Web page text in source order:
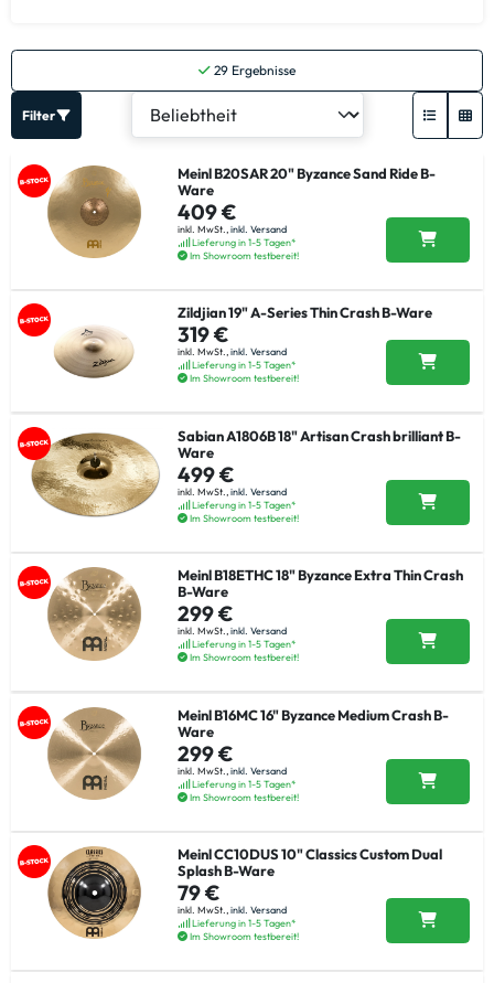
29 Ergebnisse
Filter
Meinl B20SAR 20" Byzance Sand Ride B-
Ware
409 €
inkl. MwSt., inkl. Versand
Lieferung in 1-5 Tagen*
Im Showroom testbereit!
Zildjian 19" A-Series Thin Crash B-Ware
319 €
inkl. MwSt.,inkl. Versand
Lieferung in 1-5 Tagen*
Im Showroom testbereit!
Sabian A1806B 18" Artisan Crash brilliant B-
Ware
499 €
inkl. MwSt., inkl. Versand
Lieferung in 1-5 Tagen*
Im Showroom testbereit!
Meinl B18ETHC 18" Byzance Extra Thin Crash
B-Ware
299 €
inkl. MwSt.,inkl. Versand
Lieferung in 1-5 Tagen*
Im Showroom testbereit!
Meinl B16MC 16" Byzance Medium Crash B-
Ware
299 €
inkl. MwSt., inkl. Versand
Lieferung in 1-5 Tagen*
Im Showroom testbereit!
Meinl CC10DUS 10" Classics Custom Dual
Splash B-Ware
79 €
inkl. MwSt., inkl. Versand
Lieferung in 1-5 Tagen*
Im Showroom testbereit!